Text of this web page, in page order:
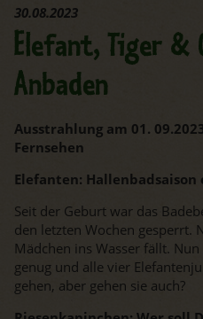
30.08.2023
Elefant, Tiger &
Anbaden
Ausstrahlung am 01.
Fernsehen
Elefanten:
Seit der Geburt war das
den letzten Wochen gesperrt.
Mädchen ins Wasser fällt.
genug und alle vier
gehen, aber gehen sie auch?